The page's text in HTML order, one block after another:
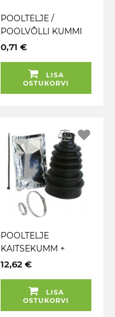
POOLTELJE /
POOLVÕLLI KUMMI
KLAMBER KOMPL. 15-
0,71 €
LISA
OSTUKORVI
POOLTELJE
KAITSEKUMM +
KLAMBRID + MÄÄRE
MAASTUR (MAX CA
120MM) JBM
12,62 €
LISA
OSTUKORVI